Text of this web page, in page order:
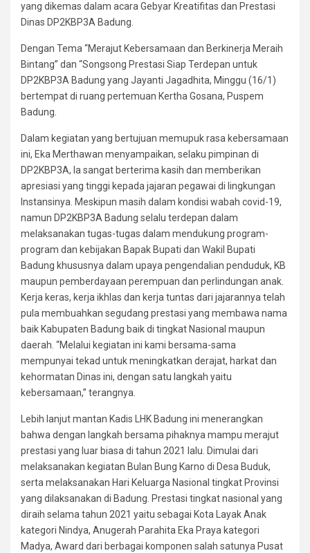
yang dikemas dalam acara Gebyar Kreatifitas dan Prestasi
Dinas DP2KBP3A Badung.
Dengan Tema “Merajut Kebersamaan dan Berkinerja Meraih
Bintang” dan “Songsong Prestasi Siap Terdepan untuk
DP2KBP3A Badung yang Jayanti Jagadhita, Minggu (16/1)
bertempat di ruang pertemuan Kertha Gosana, Puspem
Badung.
Dalam kegiatan yang bertujuan memupuk rasa kebersamaan
ini, Eka Merthawan menyampaikan, selaku pimpinan di
DP2KBP3A, Ia sangat berterima kasih dan memberikan
apresiasi yang tinggi kepada jajaran pegawai di lingkungan
Instansinya. Meskipun masih dalam kondisi wabah covid-19,
namun DP2KBP3A Badung selalu terdepan dalam
melaksanakan tugas-tugas dalam mendukung program-
program dan kebijakan Bapak Bupati dan Wakil Bupati
Badung khususnya dalam upaya pengendalian penduduk, KB
maupun pemberdayaan perempuan dan perlindungan anak.
Kerja keras, kerja ikhlas dan kerja tuntas dari jajarannya telah
pula membuahkan segudang prestasi yang membawa nama
baik Kabupaten Badung baik di tingkat Nasional maupun
daerah. “Melalui kegiatan ini kami bersama-sama
mempunyai tekad untuk meningkatkan derajat, harkat dan
kehormatan Dinas ini, dengan satu langkah yaitu
kebersamaan,” terangnya.
Lebih lanjut mantan Kadis LHK Badung ini menerangkan
bahwa dengan langkah bersama pihaknya mampu merajut
prestasi yang luar biasa di tahun 2021 lalu. Dimulai dari
melaksanakan kegiatan Bulan Bung Karno di Desa Buduk,
serta melaksanakan Hari Keluarga Nasional tingkat Provinsi
yang dilaksanakan di Badung. Prestasi tingkat nasional yang
diraih selama tahun 2021 yaitu sebagai Kota Layak Anak
kategori Nindya, Anugerah Parahita Eka Praya kategori
Madya, Award dari berbagai komponen salah satunya Pusat